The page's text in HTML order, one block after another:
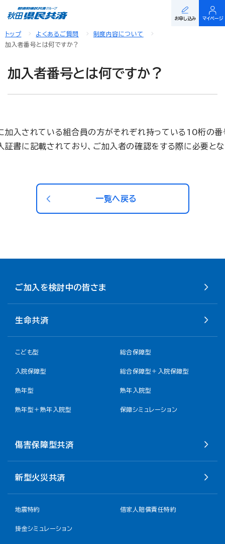
お申し込み マイページ
トップ よくあるご質問
制度内容について
加入者番号とは何ですか？
加入者番号とは何ですか？
加入されている組合員の方がそれぞれ持っている10桁の番
証書に記載されており、ご加入者の確認をする際に必要とな
一覧へ戻る
ご加入を検討中の皆さま
生命共済
こども型 総合保障型
入院保障型 総合保障型＋入院保障型
熟年型 熟年入院型
熟年型＋熟年入院型 保障シミュレーション
傷害保障型共済
新型火災共済
地震特約 借家人賠償責任特約
掛金シミュレーション